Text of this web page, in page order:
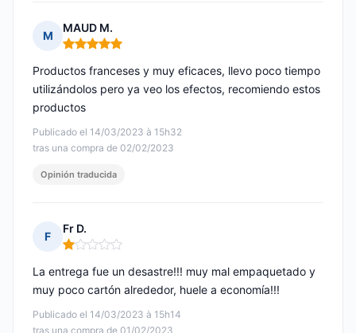
M
MAUD M.
Nota: 5 de 5
Publicado el 14/03/2023 à 15h32
tras una compra de 02/02/2023
Productos franceses y muy eficaces, llevo poco tiempo
utilizándolos pero ya veo los efectos, recomiendo estos
productos
Opinión traducida
F
Fr D.
Nota: 1 de 5
Publicado el 14/03/2023 à 15h14
tras una compra de 01/02/2023
La entrega fue un desastre!!! muy mal empaquetado y
muy poco cartón alrededor, huele a economía!!!